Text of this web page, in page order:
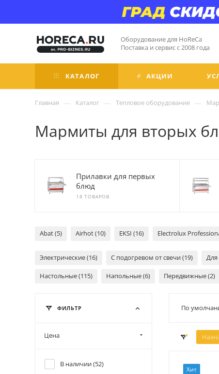
Оборудование для HoReCa
Поставка и сервис с 2008 года
КАТАЛОГ АКЦИИ
Главная — Каталог — Тепловое оборудование —
Мармиты для вторых
Прилавки для первых
блюд
18 ТОВАРОВ
Abat (5) Airhot (10) EKSI (16) Electrolux
Электрические (16) С подогревом от свечи (19) Для
Настольные (115) Напольные (6) Передвижные (2)
По
Хит
ФИЛЬТР
Цена
В наличии (52)